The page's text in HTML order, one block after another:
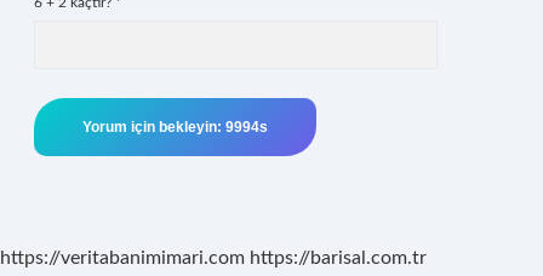
https://veritabanimimari.com https://barisal.com.tr